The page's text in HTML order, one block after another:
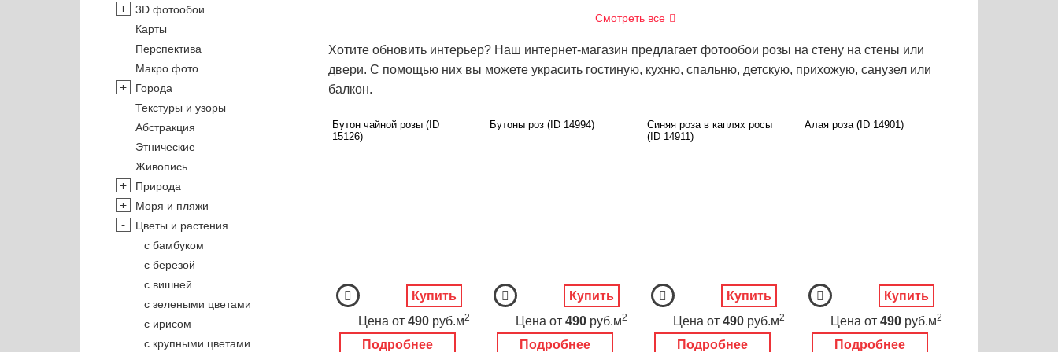
3D фотообои
Карты
Перспектива
Макро фото
Города
Текстуры и узоры
Абстракция
Этнические
Живопись
Природа
Моря и пляжи
Цветы и растения
с бамбуком
с березой
с вишней
с зелеными цветами
с ирисом
с крупными цветами
Смотреть все
Хотите обновить интерьер? Наш интернет-магазин предлагает фотообои розы на стену на стены или
двери. С помощью них вы можете украсить гостиную, кухню, спальню, детскую, прихожую, санузел или
балкон.
Бутон чайной розы (ID
15126)
Подробнее
Цена от 490 руб.м2
Купить
Бутоны роз (ID 14994)
Подробнее
Цена от 490 руб.м2
Купить
Синяя роза в каплях росы
(ID 14911)
Подробнее
Цена от 490 руб.м2
Купить
Алая роза (ID 14901)
Подробнее
Цена от 490 руб.м2
Купить